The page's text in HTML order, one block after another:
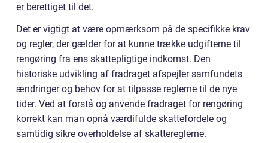
er berettiget til det.
Det er vigtigt at være opmærksom på de specifikke krav
og regler, der gælder for at kunne trække udgifterne til
rengøring fra ens skattepligtige indkomst. Den
historiske udvikling af fradraget afspejler samfundets
ændringer og behov for at tilpasse reglerne til de nye
tider. Ved at forstå og anvende fradraget for rengøring
korrekt kan man opnå værdifulde skattefordele og
samtidig sikre overholdelse af skattereglerne.